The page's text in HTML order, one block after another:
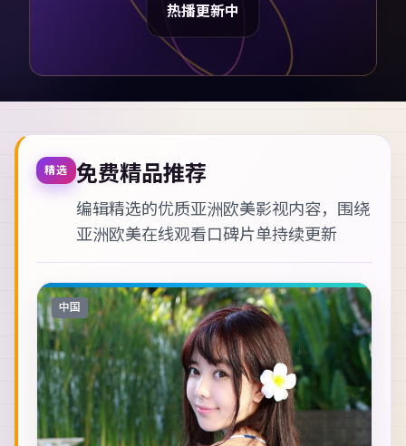
热播更新中
精选 免费精品推荐
编辑精选的优质亚洲欧美影视内容，围绕
亚洲欧美在线观看口碑片单持续更新
中国